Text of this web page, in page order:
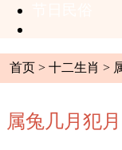
首页 > 十二生肖 >
属兔几月犯月